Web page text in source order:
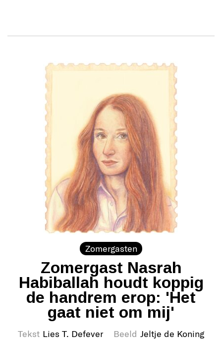
Zomergasten
Zomergast Nasrah
Habiballah houdt koppig
de handrem erop: 'Het
gaat niet om mij'
Tekst Lies T. Defever Beeld Jeltje de Koning